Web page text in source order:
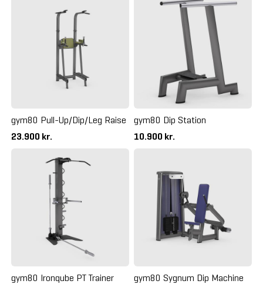
gym80 Pull-Up/Dip/Leg Raise
23.900 kr.
gym80 Dip Station
10.900 kr.
gym80 Ironqube PT Trainer gym80 Sygnum Dip Machine